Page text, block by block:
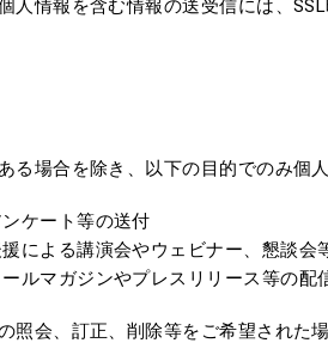
人情報を含む情報の送受信には、
る場合を除き、以下の目的でのみ個
ケート等の送付
による講演会やウェビナー、懇談会
ルマガジンやプレスリリース等の配
照会、訂正、削除等をご希望された